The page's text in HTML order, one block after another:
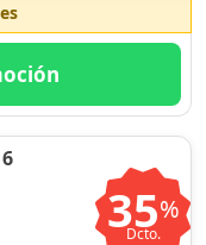
35%
Dcto.